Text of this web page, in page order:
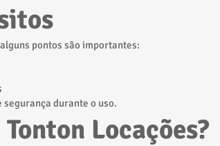
pontos são importantes:
segurança durante o uso.
Locações?